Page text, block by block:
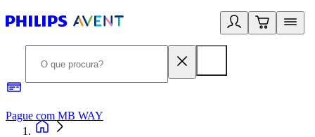
Pague com MB WAY